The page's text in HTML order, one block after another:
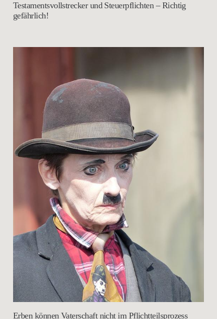
Testamentsvollstrecker und Steuerpflichten – Richtig
gefährlich!
Erben können Vaterschaft nicht im Pflichtteilsprozess